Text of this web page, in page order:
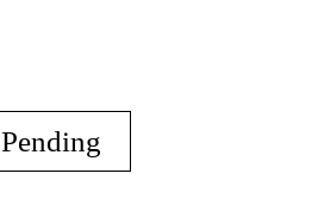
Pending